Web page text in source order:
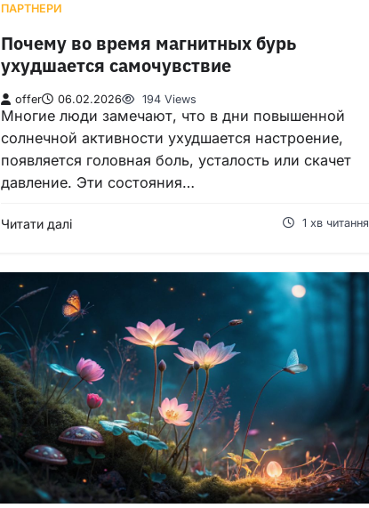
ПАРТНЕРИ
Почему во время магнитных бурь
ухудшается самочувствие
offer 06.02.2026 194 Views
Многие люди замечают, что в дни повышенной
солнечной активности ухудшается настроение,
появляется головная боль, усталость или скачет
давление. Эти состояния…
Читати далі 1 хв читання